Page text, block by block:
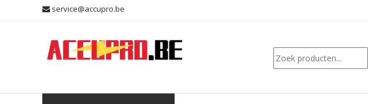
service@accupro.be
Zoeken